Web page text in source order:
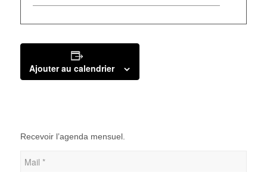
Ajouter au calendrier
Recevoir l’agenda mensuel.